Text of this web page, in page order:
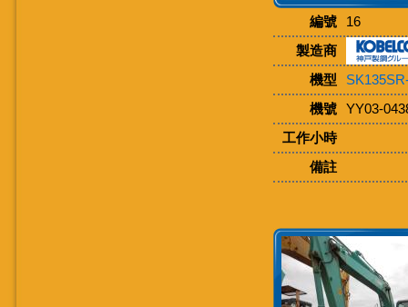
編號
16
製造商
機型
機號
YY03-
工作小時
備註